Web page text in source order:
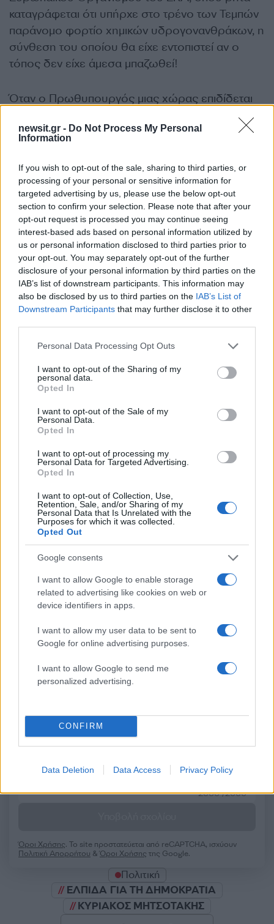
newsit.gr - Do Not Process My Personal
Information
If you wish to opt-out of the sale, sharing to third parties, or
processing of your personal or sensitive information for
targeted advertising by us, please use the below opt-out
section to confirm your selection. Please note that after your
opt-out request is processed you may continue seeing
interest-based ads based on personal information utilized by
us or personal information disclosed to third parties prior to
your opt-out. You may separately opt-out of the further
disclosure of your personal information by third parties on the
IAB’s list of downstream participants. This information may
also be disclosed by us to third parties on the IAB’s List of
Downstream Participants that may further disclose it to other
Please note that this website/app uses one or more Google
not limited to your visit or usage behaviour. You may click to
grant or deny consent to Google and its third-party tags to
use your data for below specified purposes in below Google
consent section.
Personal Data Processing Opt Outs
I want to opt-out of the Sharing of my
personal data.
Opted In
I want to opt-out of the Sale of my
Personal Data.
Opted In
I want to opt-out of processing my
Personal Data for Targeted Advertising.
Opted In
I want to opt-out of Collection, Use,
Retention, Sale, and/or Sharing of my
Personal Data that Is Unrelated with the
Purposes for which it was collected.
Opted Out
Google consents
I want to allow Google to enable storage
related to advertising like cookies on web or
device identifiers in apps.
I want to allow my user data to be sent to
Google for online advertising purposes.
I want to allow Google to send me
personalized advertising.
CONFIRM
Data Deletion Data Access Privacy Policy
καταγράφεται ότι υπήρχε στο τρένο των Τεμπών
παράνομο φορτίο χημικών υδρογονανθράκων, η
σύνθεση του οποίου θα είχε εντοπιστεί αν ο
τόπος δεν είχε άμεσα μπαζωθεί!
Όταν ο Πρωθυπουργός μιας χώρας επιδίδεται
με τόση άνεση σε τόσα πολιτικά – και όχι μόνο –
ψευδή, οφείλουμε να ανησυχούμε βαθιά για
χώρας μας».
ΔΙΑΦΗΜΙΣΗ
Σχόλια
Σχολίασε εδώ
2000 /2000
Όροι Χρήσης. Το site προστατεύεται από reCAPTCHA, ισχύουν
Πολιτική Απορρήτου &Όροι Χρήσης της Google.
Πολιτική
ΕΛΠΙΔΑ ΓΙΑ ΤΗ ΔΗΜΟΚΡΑΤΙΑ
ΚΥΡΙΑΚΟΣ ΜΗΤΣΟΤΑΚΗΣ
Αν τα χάσατε
«Αφιέρωσε τη ζωή της στο
να βοηθά ανθρώπους που
είχαν ανάγκη» - Η πρώτη
δήλωση της οικογένειας
της 38χρονης Λίζα που
βρέθηκε νεκρή στην
Αργολίδα:
οι δύο